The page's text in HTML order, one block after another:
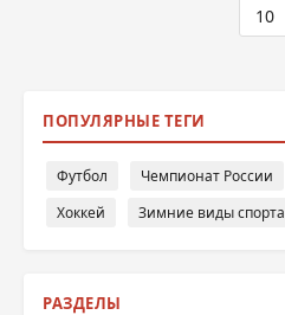
10
ПОПУЛЯРНЫЕ ТЕГИ
Футбол Чемпионат России
Хоккей
Зимние виды спорта
РАЗДЕЛЫ